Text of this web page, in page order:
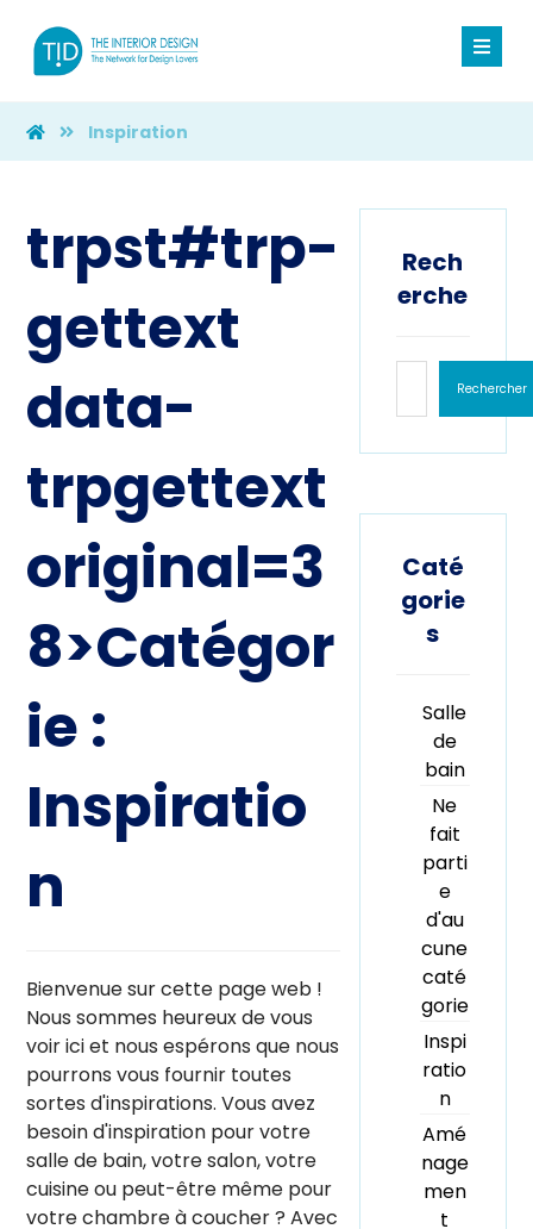
Inspiration
trpst#trp-
gettext
data-
trpgettext
original=3
8>Catégor
ie :
Inspiratio
n
Bienvenue sur cette page web !
Nous sommes heureux de vous
voir ici et nous espérons que nous
pourrons vous fournir toutes
sortes d'inspirations. Vous avez
besoin d'inspiration pour votre
salle de bain, votre salon, votre
cuisine ou peut-être même pour
votre chambre à coucher ? Avec
Rech
erche
Rechercher
Caté
gorie
s
Salle
de
bain
Ne
fait
parti
e
d'au
cune
caté
gorie
Inspi
ratio
n
Amé
nage
men
t